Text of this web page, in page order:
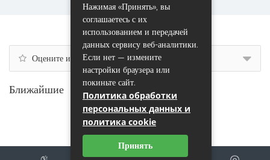
Оцените и напишите отзыв
Ближайшие
Нажимая «Принять», вы
соглашаетесь с их
использованием и передачей
данных сервису веб-аналитики.
Если нет — измените
настройки браузера или
покиньте сайт.
Политика обработки
персональных данных и
политика cookie
Принять